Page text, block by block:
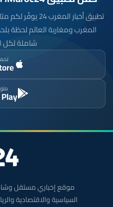
تطبيق أخبار
المغرب ومغاربة العالم لحظة
شاملة لكل
موقع إخباري مستقل
السياسية والاقتصادية